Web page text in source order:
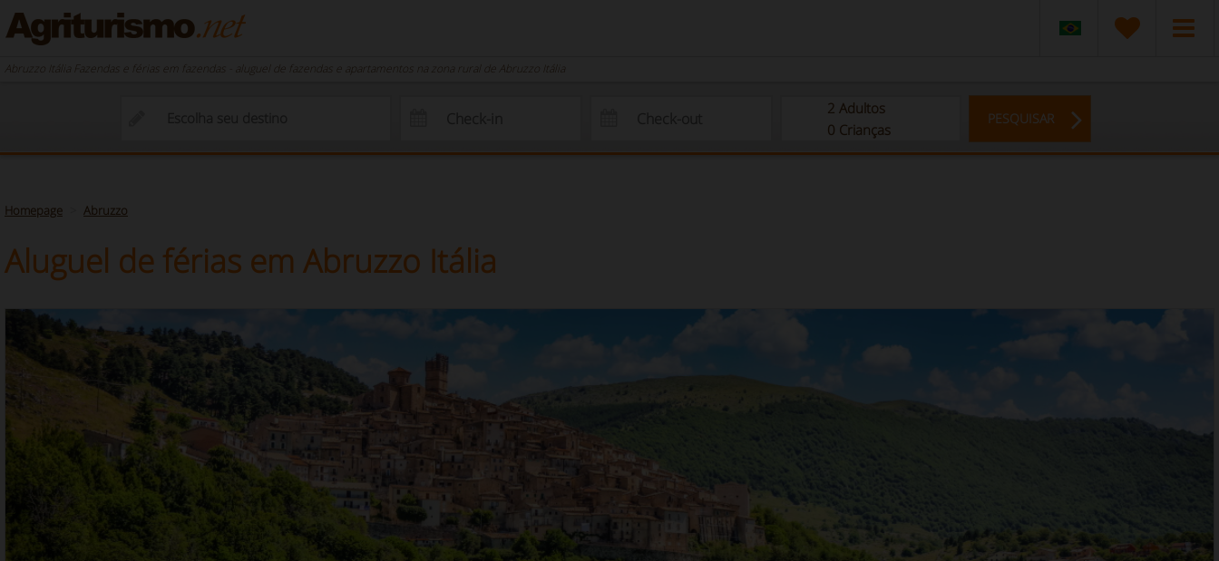
Abruzzo Itália Fazendas e férias em fazendas - aluguel de fazendas e apartamentos na zona rural de Abruzzo Itália
2 Adultos
0 Crianças
PESQUISAR
Homepage Abruzzo
Aluguel de férias em Abruzzo Itália